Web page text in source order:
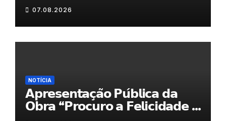
07.08.2026
NOTÍCIA
𝗔𝗽𝗿𝗲𝘀𝗲𝗻𝘁𝗮𝗰̧𝗮̃𝗼 𝗣𝘂́𝗯𝗹𝗶𝗰𝗮 𝗱𝗮
𝗢𝗯𝗿𝗮 “𝗣𝗿𝗼𝗰𝘂𝗿𝗼 𝗮 𝗙𝗲𝗹𝗶𝗰𝗶𝗱𝗮𝗱𝗲 𝗲